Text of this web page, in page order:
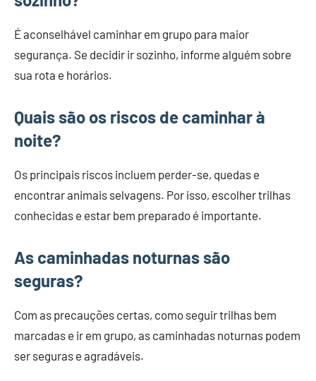
É aconselhável caminhar em grupo para maior
segurança. Se decidir ir sozinho, informe alguém sobre
sua rota e horários.
Quais são os riscos de caminhar à
noite?
Os principais riscos incluem perder-se, quedas e
encontrar animais selvagens. Por isso, escolher trilhas
conhecidas e estar bem preparado é importante.
As caminhadas noturnas são
seguras?
Com as precauções certas, como seguir trilhas bem
marcadas e ir em grupo, as caminhadas noturnas podem
ser seguras e agradáveis.